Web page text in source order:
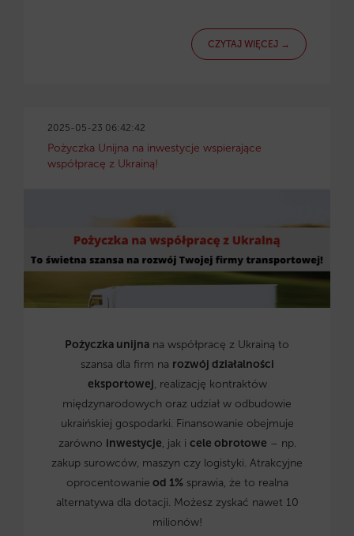
CZYTAJ WIĘCEJ →
2025-05-23 06:42:42
Pożyczka Unijna na inwestycje wspierające
współpracę z Ukrainą!
Pożyczka unijna na współpracę z Ukrainą to
szansa dla firm na rozwój działalności
eksportowej, realizację kontraktów
międzynarodowych oraz udział w odbudowie
ukraińskiej gospodarki. Finansowanie obejmuje
zarówno inwestycje, jak i cele obrotowe – np.
zakup surowców, maszyn czy logistyki. Atrakcyjne
oprocentowanie od 1%sprawia, że to realna
alternatywa dla dotacji. Możesz zyskać nawet 10
milionów!